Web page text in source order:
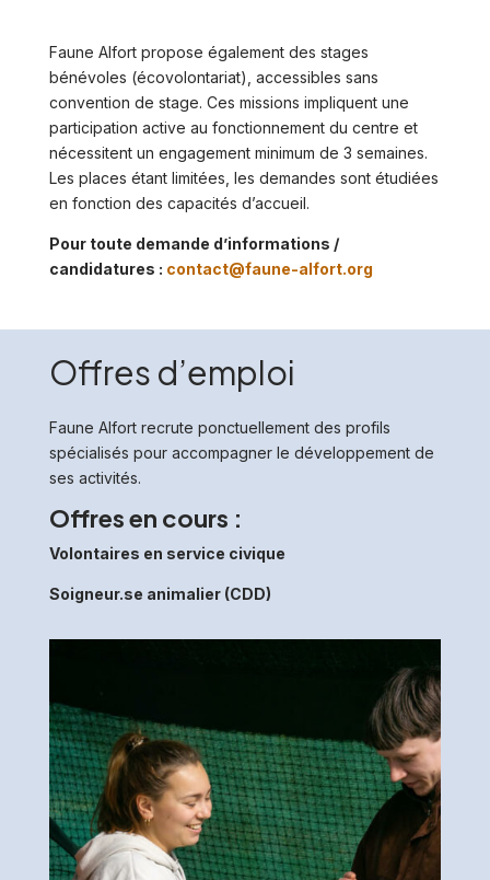
Faune Alfort propose également des stages
bénévoles (écovolontariat), accessibles sans
convention de stage. Ces missions impliquent une
participation active au fonctionnement du centre et
nécessitent un engagement minimum de 3 semaines.
Les places étant limitées, les demandes sont étudiées
en fonction des capacités d’accueil.
Pour toute demande d’informations /
candidatures : contact@faune-alfort.org
Offres d’emploi
Faune Alfort recrute ponctuellement des profils
spécialisés pour accompagner le développement de
ses activités.
Offres en cours :
Volontaires en service civique
Soigneur.se animalier (CDD)